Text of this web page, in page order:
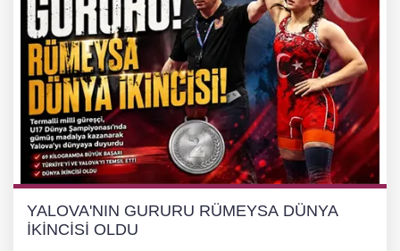
YALOVA'NIN GURURU RÜMEYSA DÜNYA
İKİNCİSİ OLDU